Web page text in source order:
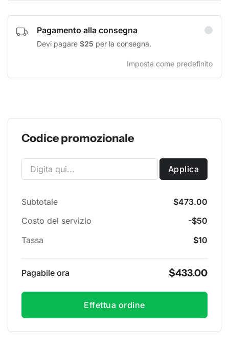
Pagamento alla consegna
Devi pagare $25 per la consegna.
Imposta come predefinito
Codice promozionale
Applica
Subtotale
$473.00
Costo del servizio
-$50
Tassa
$10
Pagabile ora $433.00
Effettua ordine